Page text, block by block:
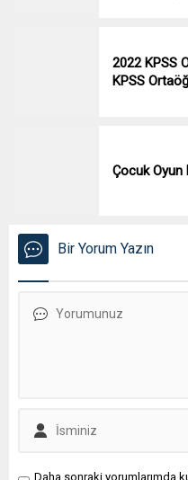
2022 KPSS
KPSS
Çocuk Oyun
Bir Yorum Yazın
Daha sonraki yorumlarımda